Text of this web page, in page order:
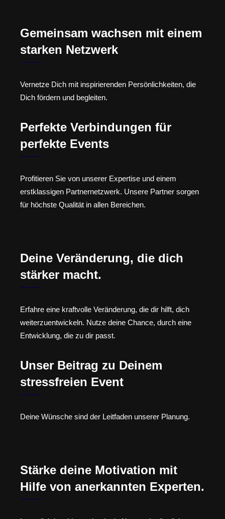
Gemeinsam wachsen mit einem
starken Netzwerk
Vernetze Dich mit inspirierenden Persönlichkeiten, die
Dich fördern und begleiten.
Perfekte Verbindungen für
perfekte Events
Profitieren Sie von unserer Expertise und einem
erstklassigen Partnernetzwerk. Unsere Partner sorgen
für höchste Qualität in allen Bereichen.
Deine Veränderung, die dich
stärker macht.
Erfahre eine kraftvolle Veränderung, die dir hilft, dich
weiterzuentwickeln. Nutze deine Chance, durch eine
Entwicklung, die zu dir passt.
Unser Beitrag zu Deinem
stressfreien Event
Deine Wünsche sind der Leitfaden unserer Planung.
Stärke deine Motivation mit
Hilfe von anerkannten Experten.